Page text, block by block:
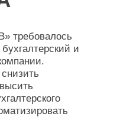
требовалось
и